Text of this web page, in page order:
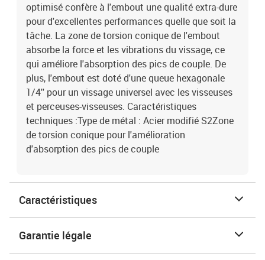
optimisé confère à l'embout une qualité extra-dure
pour d'excellentes performances quelle que soit la
tâche. La zone de torsion conique de l'embout
absorbe la force et les vibrations du vissage, ce
qui améliore l'absorption des pics de couple. De
plus, l'embout est doté d'une queue hexagonale
1/4'' pour un vissage universel avec les visseuses
et perceuses-visseuses. Caractéristiques
techniques :Type de métal : Acier modifié S2Zone
de torsion conique pour l'amélioration
d'absorption des pics de couple
Caractéristiques
Garantie légale